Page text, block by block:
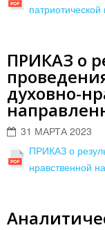
ПРИКАЗ о
духовно-
31 МАРТА 2023
ПРИКАЗ о
нравственной